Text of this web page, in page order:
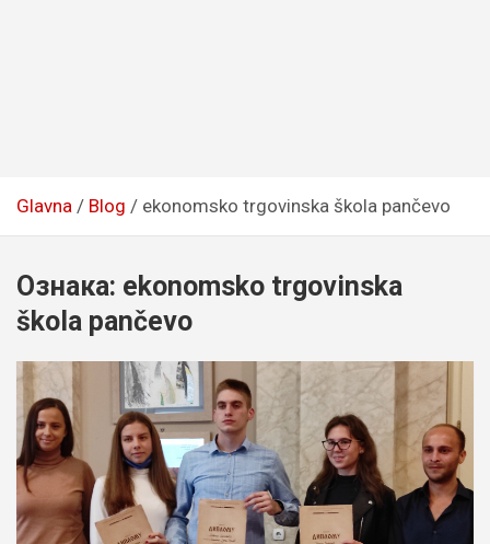
Glavna Blog ekonomsko trgovinska škola pančevo
Ознака: ekonomsko trgovinska
škola pančevo